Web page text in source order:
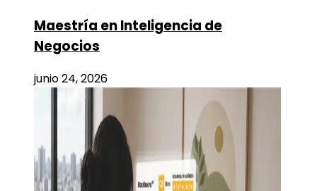
Maestría en Inteligencia de
Negocios
junio 24, 2026